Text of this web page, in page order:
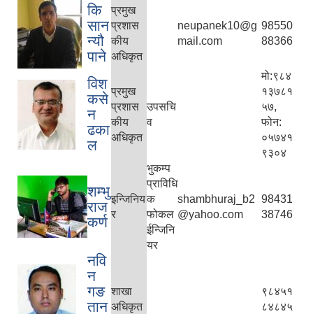
कि
सान
न्यौ
पाने
प्रमुख
प्रशास
कीय
अधिकृत
neupanek10@g
mail.com
98550
88366
विश
कसे
न
ढका
ल
प्रमुख
प्रशास
कीय
अधिकृत
उपसचि
व
मो:९८४
१३७८१
५७,
फोन:
०५७४१
९३०४
शम्भु
राज
कर्ण
इन्जिनिय
र
भुकम्प
प्राविधि
क
फोकल
ईन्जिनि
यर
shambhuraj_b2
@yahoo.com
98431
38746
नवि
न
गङ
तान
शाखा
अधिकृत
९८४५१
८४८४५